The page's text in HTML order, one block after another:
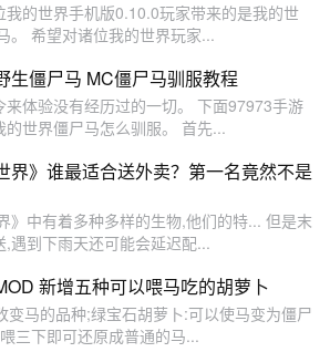
的世界手机版0.10.0玩家带来的是我的世
。 希望对诸位我的世界玩家...
生僵尸马 MC僵尸马驯服教程
体验没有经历过的一切。 下面97973手游
世界僵尸马怎么驯服。 首先...
界》谁最适合送外卖？第一名竟然不是
》中有着多种多样的生物,他们的特... 但是末
遇到下雨天还可能会延迟配...
新增五种可以喂马吃的胡萝卜
变马的品种;绿宝石胡萝卜:可以使马变为僵尸
三下即可还原成普通的马...